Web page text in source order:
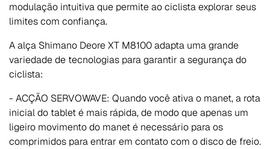
modulação intuitiva que permite ao ciclista explorar seus
limites com confiança.
A alça Shimano Deore XT M8100 adapta uma grande
variedade de tecnologias para garantir a segurança do
ciclista:
- ACÇÃO SERVOWAVE: Quando você ativa o manet, a rota
inicial do tablet é mais rápida, de modo que apenas um
ligeiro movimento do manet é necessário para os
comprimidos para entrar em contato com o disco de freio.